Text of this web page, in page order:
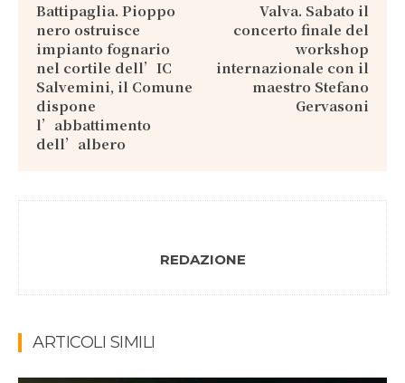
Battipaglia. Pioppo
nero ostruisce
impianto fognario
nel cortile dell’IC
Salvemini, il Comune
dispone
l’abbattimento
dell’albero
Valva. Sabato il
concerto finale del
workshop
internazionale con il
maestro Stefano
Gervasoni
REDAZIONE
ARTICOLI SIMILI